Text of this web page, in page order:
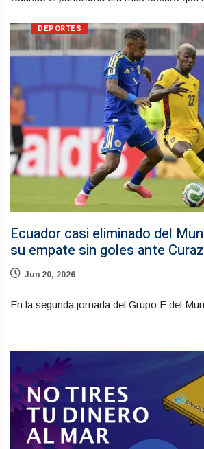
DEPORTES
Ecuador casi eliminado del
su empate sin goles ante
Jun 20, 2026
En la segunda jornada del Grupo E del